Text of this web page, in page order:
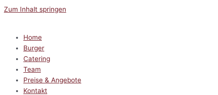
Zum Inhalt springen
Home
Burger
Catering
Team
Preise & Angebote
Kontakt